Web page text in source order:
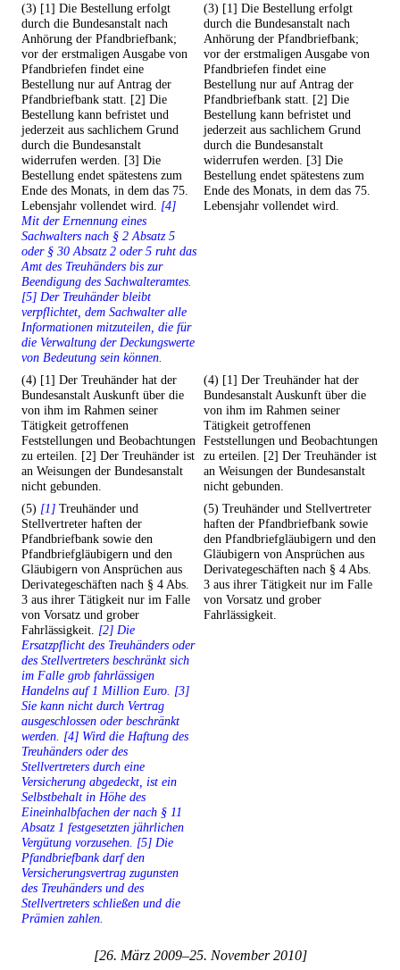
(3) [1] Die Bestellung erfolgt
durch die Bundesanstalt nach
Anhörung der Pfandbriefbank;
vor der erstmaligen Ausgabe von
Pfandbriefen findet eine
Bestellung nur auf Antrag der
Pfandbriefbank statt. [2] Die
Bestellung kann befristet und
jederzeit aus sachlichem Grund
durch die Bundesanstalt
widerrufen werden. [3] Die
Bestellung endet spätestens zum
Ende des Monats, in dem das 75.
Lebensjahr vollendet wird. [4]
Mit der Ernennung eines
Sachwalters nach § 2 Absatz 5
oder § 30 Absatz 2 oder 5 ruht das
Amt des Treuhänders bis zur
Beendigung des Sachwalteramtes.
[5] Der Treuhänder bleibt
verpflichtet, dem Sachwalter alle
Informationen mitzuteilen, die für
die Verwaltung der Deckungswerte
von Bedeutung sein können.
(3) [1] Die Bestellung erfolgt
durch die Bundesanstalt nach
Anhörung der Pfandbriefbank;
vor der erstmaligen Ausgabe von
Pfandbriefen findet eine
Bestellung nur auf Antrag der
Pfandbriefbank statt. [2] Die
Bestellung kann befristet und
jederzeit aus sachlichem Grund
durch die Bundesanstalt
widerrufen werden. [3] Die
Bestellung endet spätestens zum
Ende des Monats, in dem das 75.
Lebensjahr vollendet wird.
(4) [1] Der Treuhänder hat der
Bundesanstalt Auskunft über die
von ihm im Rahmen seiner
Tätigkeit getroffenen
Feststellungen und Beobachtungen
zu erteilen. [2] Der Treuhänder ist
an Weisungen der Bundesanstalt
nicht gebunden.
(4) [1] Der Treuhänder hat der
Bundesanstalt Auskunft über die
von ihm im Rahmen seiner
Tätigkeit getroffenen
Feststellungen und Beobachtungen
zu erteilen. [2] Der Treuhänder ist
an Weisungen der Bundesanstalt
nicht gebunden.
(5) [1] Treuhänder und
Stellvertreter haften der
Pfandbriefbank sowie den
Pfandbriefgläubigern und den
Gläubigern von Ansprüchen aus
Derivategeschäften nach § 4 Abs.
3 aus ihrer Tätigkeit nur im Falle
von Vorsatz und grober
Fahrlässigkeit. [2] Die
Ersatzpflicht des Treuhänders oder
des Stellvertreters beschränkt sich
im Falle grob fahrlässigen
Handelns auf 1 Million Euro. [3]
Sie kann nicht durch Vertrag
ausgeschlossen oder beschränkt
werden. [4] Wird die Haftung des
Treuhänders oder des
Stellvertreters durch eine
Versicherung abgedeckt, ist ein
Selbstbehalt in Höhe des
Eineinhalbfachen der nach § 11
Absatz 1 festgesetzten jährlichen
Vergütung vorzusehen. [5] Die
Pfandbriefbank darf den
Versicherungsvertrag zugunsten
des Treuhänders und des
Stellvertreters schließen und die
Prämien zahlen.
(5) Treuhänder und Stellvertreter
haften der Pfandbriefbank sowie
den Pfandbriefgläubigern und den
Gläubigern von Ansprüchen aus
Derivategeschäften nach § 4 Abs.
3 aus ihrer Tätigkeit nur im Falle
von Vorsatz und grober
Fahrlässigkeit.
[26. März 2009–25. November 2010]